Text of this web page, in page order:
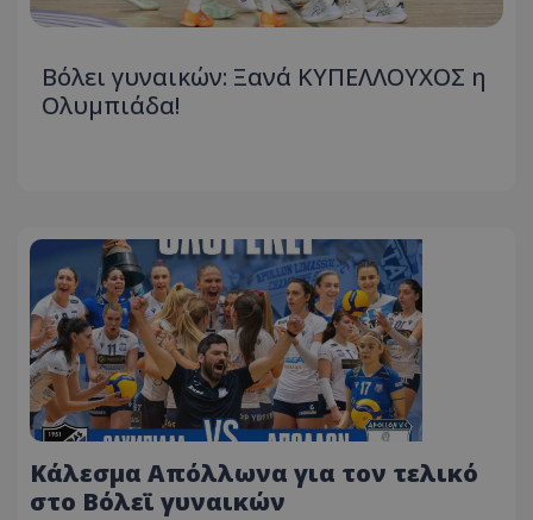
Βόλει γυναικών: Ξανά ΚΥΠΕΛΛΟΥΧΟΣ η
Ολυμπιάδα!
Κάλεσμα Απόλλωνα για τον τελικό
στο Βόλεϊ γυναικών